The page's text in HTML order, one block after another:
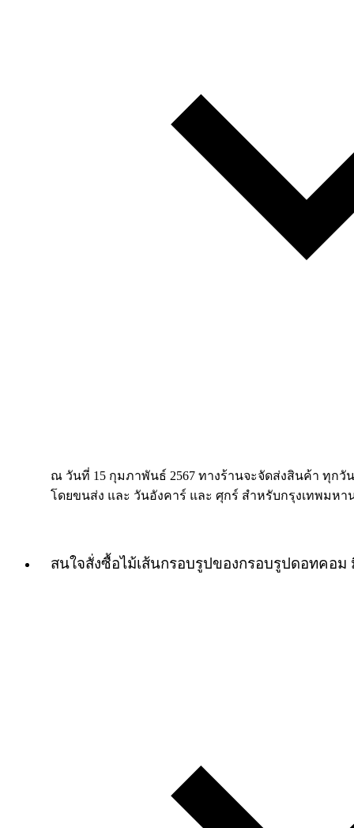
ณ วันที่ 15 กุมภาพันธ์ 2567 ทางร้านจะจัดส่งสินค้า ทุกวั
โดยขนส่ง และ วันอังคาร์ และ ศุกร์ สำหรับกรุงเทพมห
สนใจสั่งซื้อไม้เส้นกรอบรูปของกรอบรูปดอทคอ